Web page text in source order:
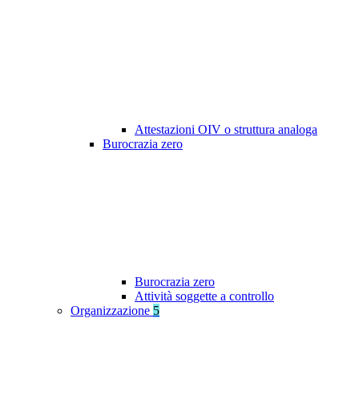
Attestazioni OIV o struttura analoga
Burocrazia zero
Burocrazia zero
Attività soggette a controllo
Organizzazione 5